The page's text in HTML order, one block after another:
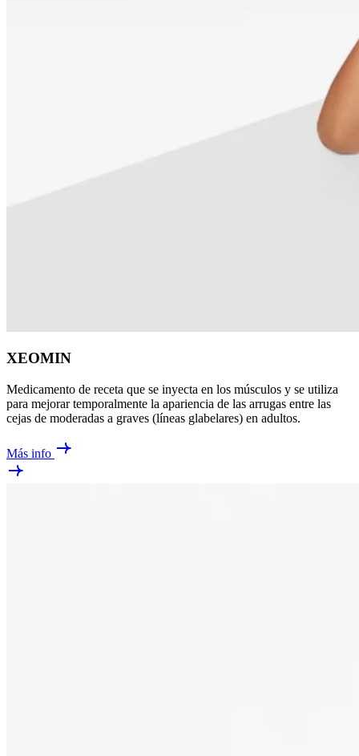
XEOMIN
Medicamento de receta que se inyecta en los músculos y se utiliza
para mejorar temporalmente la apariencia de las arrugas entre las
cejas de moderadas a graves (líneas glabelares) en adultos.
Más info